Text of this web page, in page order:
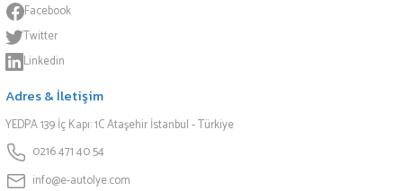
Facebook
Twitter
Linkedin
Adres & İletişim
YEDPA 139 İç Kapı: 1C Ataşehir İstanbul - Türkiye
0216 471 40 54
info@e-autolye.com